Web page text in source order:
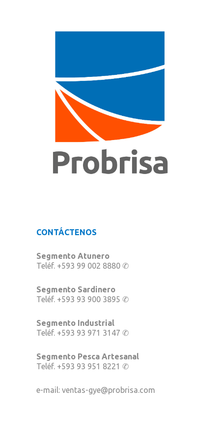
CONTÁCTENOS
Segmento Atunero
Teléf. +593 99 002 8880 ✆
Segmento Sardinero
Teléf. +593 93 900 3895 ✆
Segmento Industrial
Teléf. +593 93 971 3147 ✆
Segmento Pesca Artesanal
Teléf. +593 93 951 8221 ✆
e-mail: ventas-gye@probrisa.com